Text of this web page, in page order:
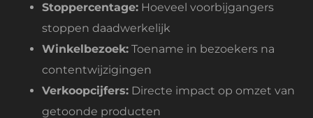
Stoppercentage: Hoeveel voorbijgangers
stoppen daadwerkelijk
Winkelbezoek: Toename in bezoekers na
contentwijzigingen
Verkoopcijfers: Directe impact op omzet van
getoonde producten